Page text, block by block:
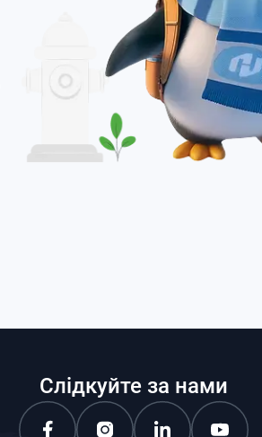
Слідкуйте за нами